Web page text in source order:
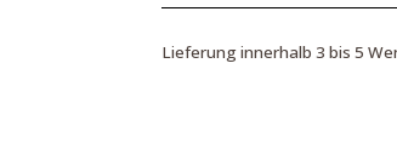
g
Menge
Lieferung innerhalb 3 bis 5